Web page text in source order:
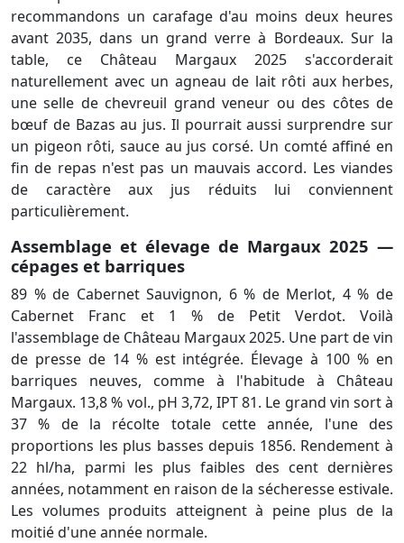
recommandons un carafage d'au moins deux heures
avant 2035, dans un grand verre à Bordeaux. Sur la
table, ce Château Margaux 2025 s'accorderait
naturellement avec un agneau de lait rôti aux herbes,
une selle de chevreuil grand veneur ou des côtes de
bœuf de Bazas au jus. Il pourrait aussi surprendre sur
un pigeon rôti, sauce au jus corsé. Un comté affiné en
fin de repas n'est pas un mauvais accord. Les viandes
de caractère aux jus réduits lui conviennent
particulièrement.
Assemblage et élevage de Margaux 2025 —
cépages et barriques
89 % de Cabernet Sauvignon, 6 % de Merlot, 4 % de
Cabernet Franc et 1 % de Petit Verdot. Voilà
l'assemblage de Château Margaux 2025. Une part de vin
de presse de 14 % est intégrée. Élevage à 100 % en
barriques neuves, comme à l'habitude à Château
Margaux. 13,8 % vol., pH 3,72, IPT 81. Le grand vin sort à
37 % de la récolte totale cette année, l'une des
proportions les plus basses depuis 1856. Rendement à
22 hl/ha, parmi les plus faibles des cent dernières
années, notamment en raison de la sécheresse estivale.
Les volumes produits atteignent à peine plus de la
moitié d'une année normale.